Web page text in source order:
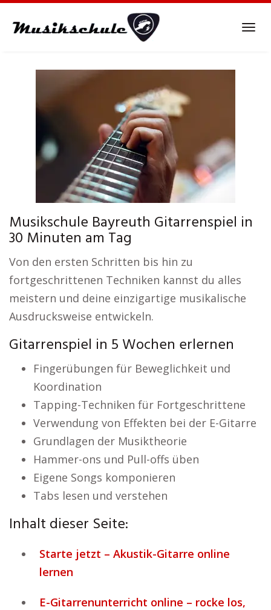
Musikschule Bayreuth Gitarrenspiel in
30 Minuten am Tag
Von den ersten Schritten bis hin zu
fortgeschrittenen Techniken kannst du alles
meistern und deine einzigartige musikalische
Ausdrucksweise entwickeln.
Gitarrenspiel in 5 Wochen erlernen
Fingerübungen für Beweglichkeit und
Koordination
Tapping-Techniken für Fortgeschrittene
Verwendung von Effekten bei der E-Gitarre
Grundlagen der Musiktheorie
Hammer-ons und Pull-offs üben
Eigene Songs komponieren
Tabs lesen und verstehen
Inhalt dieser Seite:
Starte jetzt – Akustik-Gitarre online
lernen
E-Gitarrenunterricht online – rocke los,